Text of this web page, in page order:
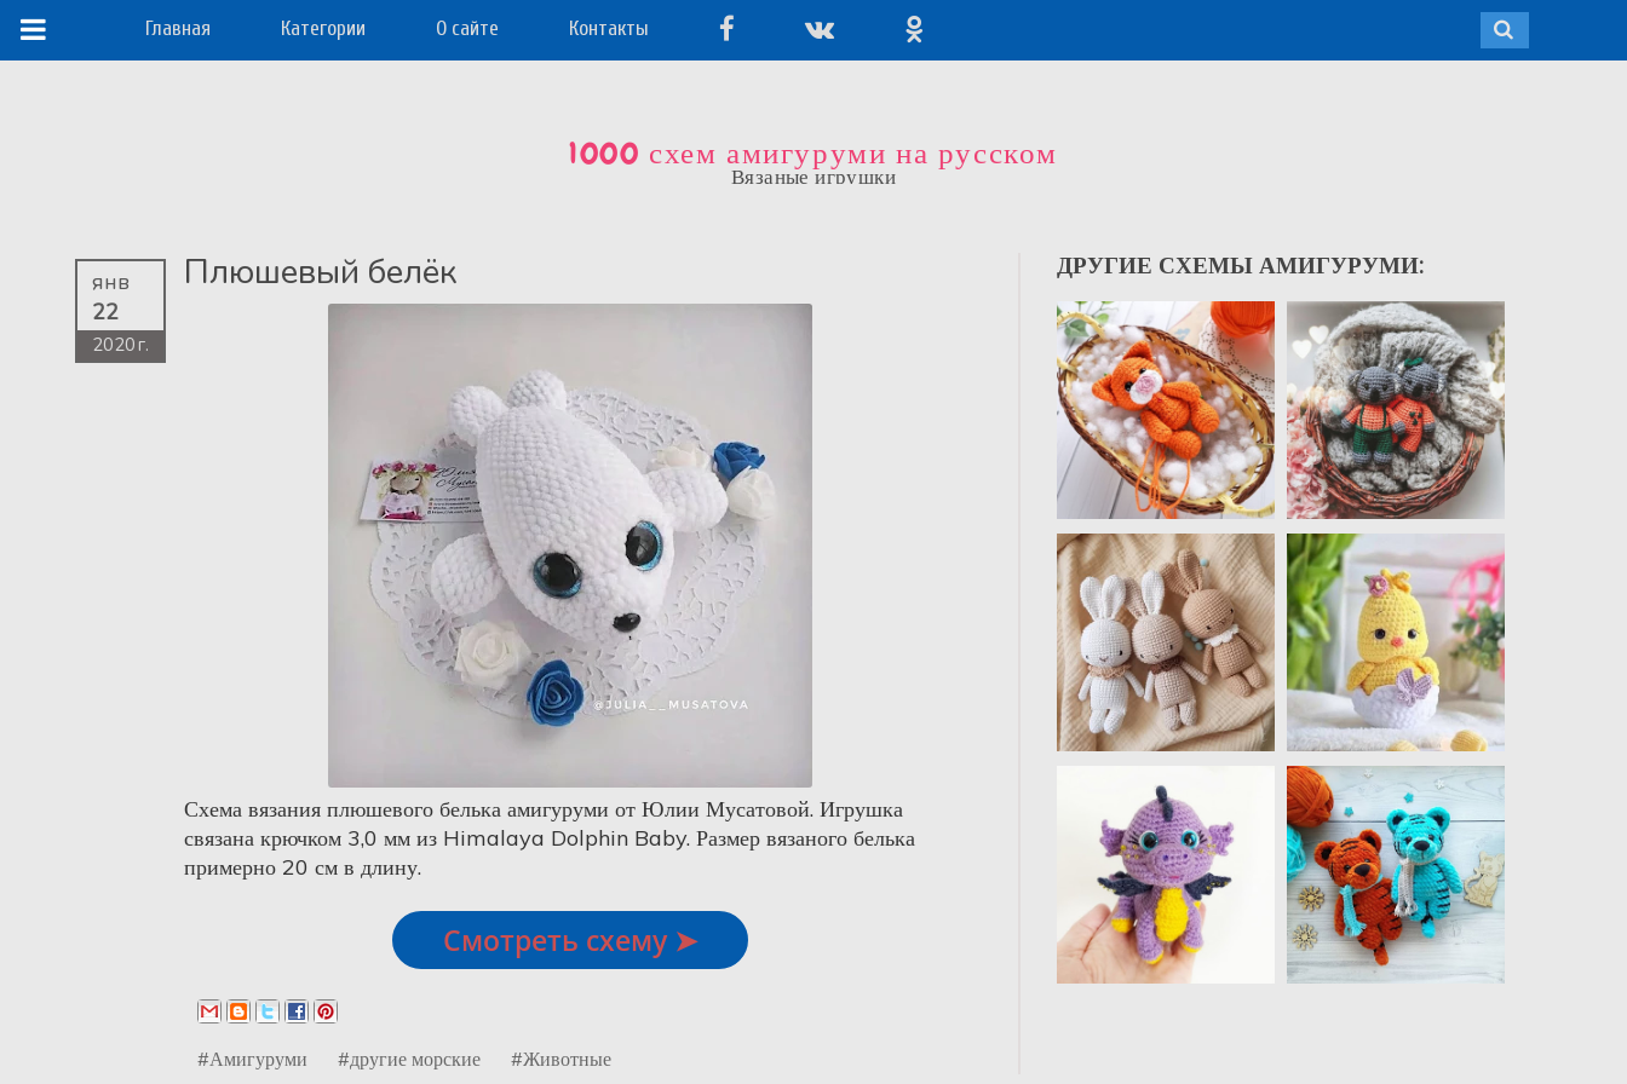
Главная Категории О сайте Контакты
1000 схем амигуруми на русском
Вязаные игрушки
Плюшевый белёк
янв
22
2020 г.
Схема вязания плюшевого белька амигуруми от Юлии Мусатовой. Игрушка
связана крючком 3,0 мм из Himalaya Dolphin Baby. Размер вязаного белька
примерно 20 см в длину.
Смотреть схему ➤
#Амигуруми #другие морские #Животные
ДРУГИЕ СХЕМЫ АМИГУРУМИ: